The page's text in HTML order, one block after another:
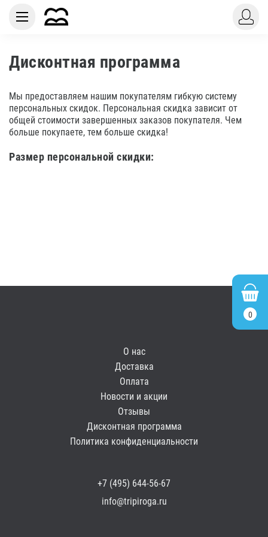
0
Дисконтная программа
Мы предоставляем нашим покупателям гибкую систему
персональных скидок. Персональная скидка зависит от
общей стоимости завершенных заказов покупателя. Чем
больше покупаете, тем больше скидка!
Размер персональной скидки:
О нас
Доставка
Оплата
Новости и акции
Отзывы
Дисконтная программа
Политика конфиденциальности
+7 (495) 644-56-67
info@tripiroga.ru